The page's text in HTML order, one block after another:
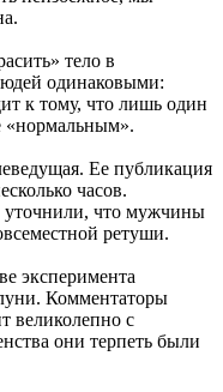
тело в
одинаковыми:
к тому, что лишь один
«нормальным».
Ее публикация
часов.
что мужчины
ретуши.
эксперимента
Комментаторы
великолепно с
они терпеть были